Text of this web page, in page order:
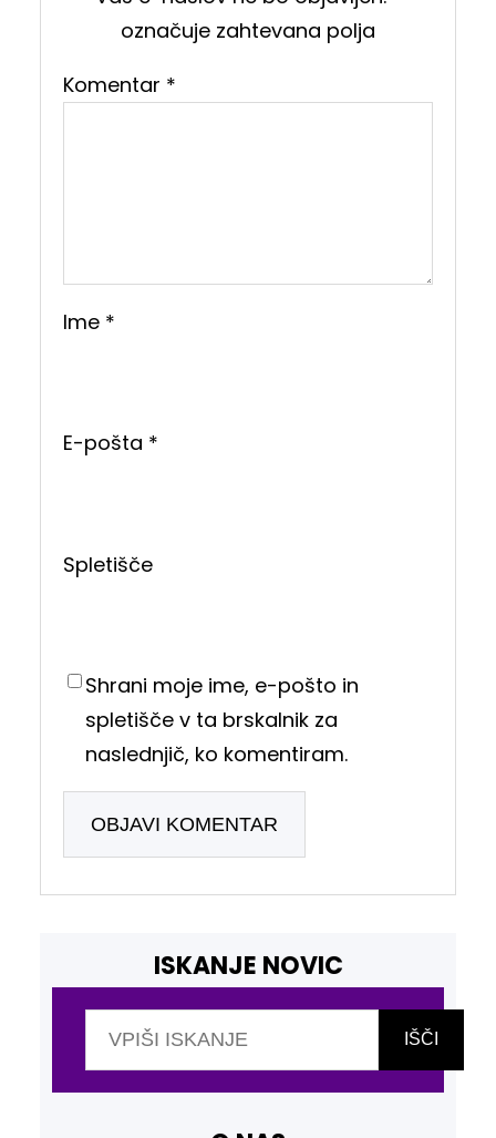
označuje zahtevana polja
Komentar *
Ime *
E-pošta *
Spletišče
Shrani moje ime, e-pošto in
spletišče v ta brskalnik za
naslednjič, ko komentiram.
ISKANJE NOVIC
IŠČI